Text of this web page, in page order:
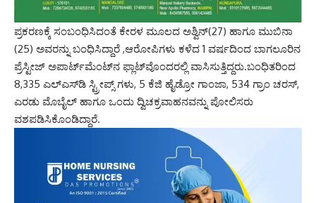
ಪ್ರಕರಣಕ್ಕೆ ಸಂಬಂಧಿಸಿದಂತೆ ಕೇರಳ ಮೂಲದ ಅಶ್ವಿನ್‌(27) ಹಾಗೂ ಮುಬಿನಾ
(25) ಅವರನ್ನು ಬಂಧಿಸಿದ್ದಾರೆ ,ಆರೋಪಿಗಳು ಕಳೆದ 1 ವರ್ಷದಿಂದ ಬಾಗಲೂರಿನ
ಪ್ರೆಸ್ಟೀಜ್‌ ಅಪಾರ್ಟ್‌ಮೆಂಟ್‌ನ ಫ್ಲಾಟ್‌ವೊಂದರಲ್ಲಿ ವಾಸಿಸುತ್ತಿದ್ದರು.ಬಂಧಿತರಿಂದ
8,335 ಎಲ್‌ಎಸ್‌‍ಡಿ ಸ್ಟ್ರೀಪ್ಸ್ ಗಳು, 5 ಕೆಜಿ ಹೈಡ್ರೋ ಗಾಂಜಾ, 534 ಗ್ರಾಂ ಚರಸ್‌‍,
ಎರಡು ಮೊಬೈಲ್‌ ಹಾಗೂ ಒಂದು ದ್ವಿಚಕ್ರವಾಹನವನ್ನು ಪೋಲಿಸರು
ವಶಪಡಿಸಿಕೊಂಡಿದ್ದಾರೆ.